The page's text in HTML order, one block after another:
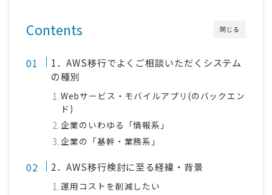
閉じる
Contents
1．AWS移行でよくご相談いただくシステム
の種別
Webサービス・モバイルアプリ(のバックエン
ド)
企業のいわゆる「情報系」
企業の「基幹・業務系」
2．AWS移行検討に至る経緯・背景
運用コストを削減したい